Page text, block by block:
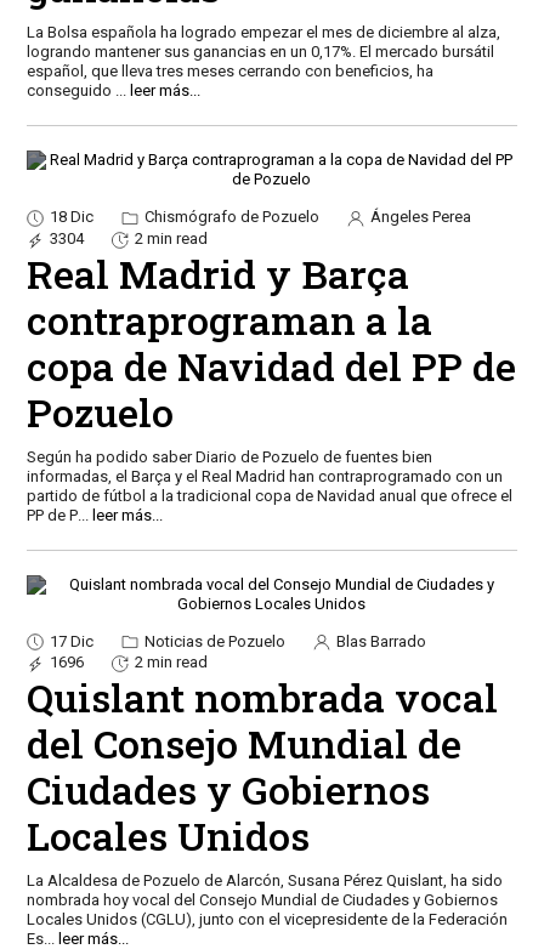
La Bolsa española ha logrado empezar el mes de diciembre al alza,
logrando mantener sus ganancias en un 0,17%. El mercado bursátil
español, que lleva tres meses cerrando con beneficios, ha
conseguido ... leer más...
18 Dic Chismógrafo de Pozuelo
Ángeles Perea
3304
2 min read
Real Madrid y Barça
contraprograman a la
copa de Navidad del PP de
Pozuelo
Según ha podido saber Diario de Pozuelo de fuentes bien
informadas, el Barça y el Real Madrid han contraprogramado con un
partido de fútbol a la tradicional copa de Navidad anual que ofrece el
PP de P... leer más...
17 Dic Noticias de Pozuelo
Blas Barrado
1696
2 min read
Quislant nombrada vocal
del Consejo Mundial de
Ciudades y Gobiernos
Locales Unidos
La Alcaldesa de Pozuelo de Alarcón, Susana Pérez Quislant, ha sido
nombrada hoy vocal del Consejo Mundial de Ciudades y Gobiernos
Locales Unidos (CGLU), junto con el vicepresidente de la Federación
Es... leer más...